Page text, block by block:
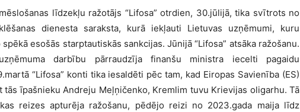
līdzekļu ražotājs “Lifosa” otrdien, 30.jūlijā, tika svītrots no
dienesta saraksta, kurā iekļauti Lietuvas uzņēmumi, kuru
esošās starptautiskās sankcijas. Jūnijā “Lifosa” atsāka ražošanu.
darbību pārraudzīja finanšu ministra iecelti pagaidu
“Lifosa” konti tika iesaldēti pēc tam, kad Eiropas Savienība (ES)
tās īpašnieku Andreju Meļņičenko, Kremlim tuvu Krievijas oligarhu. Tā
reizes apturēja ražošanu, pēdējo reizi no 2023.gada maija līdz